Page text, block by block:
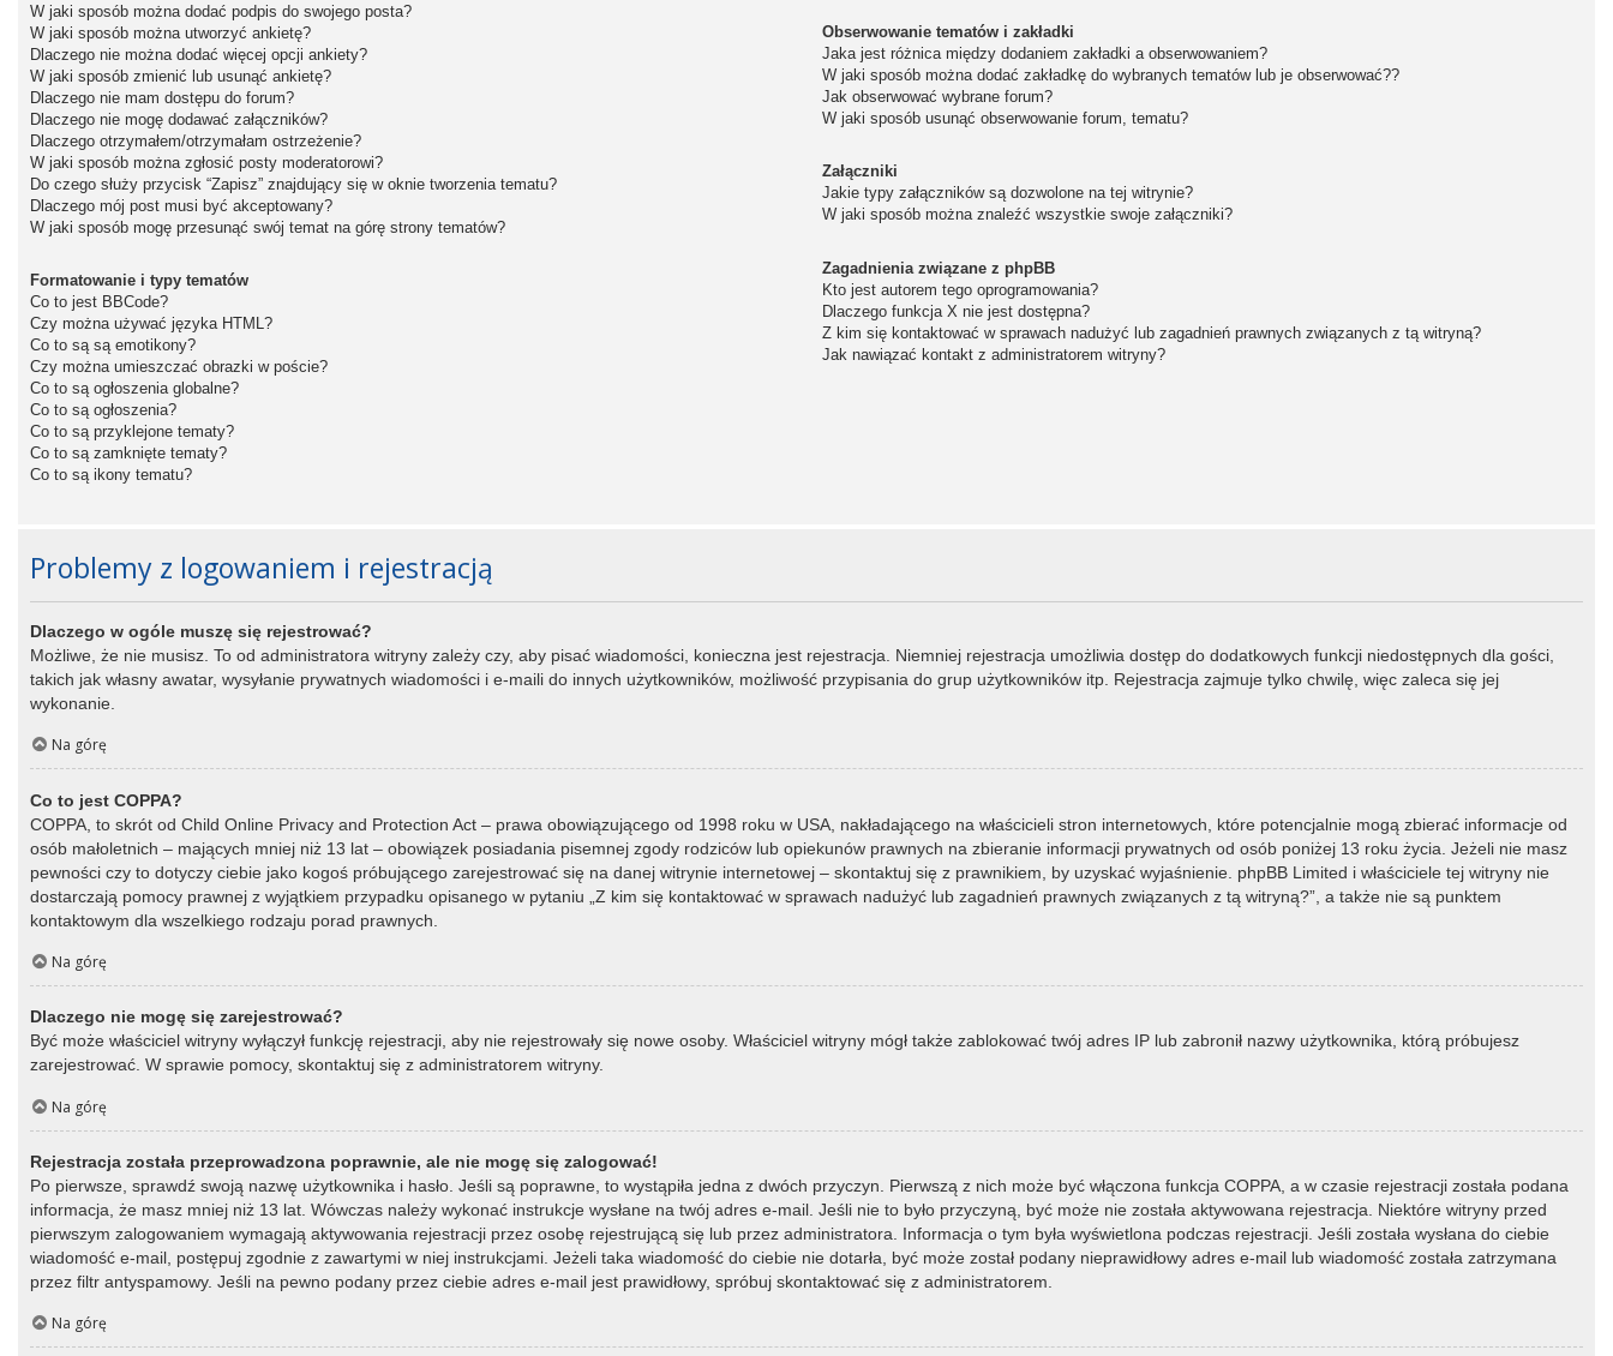
W jaki sposób można dodać podpis do swojego posta?
W jaki sposób można utworzyć ankietę?
Dlaczego nie można dodać więcej opcji ankiety?
W jaki sposób zmienić lub usunąć ankietę?
Dlaczego nie mam dostępu do forum?
Dlaczego nie mogę dodawać załączników?
Dlaczego otrzymałem/otrzymałam ostrzeżenie?
W jaki sposób można zgłosić posty moderatorowi?
Do czego służy przycisk “Zapisz” znajdujący się w oknie tworzenia tematu?
Dlaczego mój post musi być akceptowany?
W jaki sposób mogę przesunąć swój temat na górę strony tematów?
Formatowanie i typy tematów
Co to jest BBCode?
Czy można używać języka HTML?
Co to są są emotikony?
Czy można umieszczać obrazki w poście?
Co to są ogłoszenia globalne?
Co to są ogłoszenia?
Co to są przyklejone tematy?
Co to są zamknięte tematy?
Co to są ikony tematu?
Obserwowanie tematów i zakładki
Jaka jest różnica między dodaniem zakładki a obserwowaniem?
W jaki sposób można dodać zakładkę do wybranych tematów lub je obserwować??
Jak obserwować wybrane forum?
W jaki sposób usunąć obserwowanie forum, tematu?
Załączniki
Jakie typy załączników są dozwolone na tej witrynie?
W jaki sposób można znaleźć wszystkie swoje załączniki?
Zagadnienia związane z phpBB
Kto jest autorem tego oprogramowania?
Dlaczego funkcja X nie jest dostępna?
Z kim się kontaktować w sprawach nadużyć lub zagadnień prawnych związanych z tą witryną?
Jak nawiązać kontakt z administratorem witryny?
Problemy z logowaniem i rejestracją
Dlaczego w ogóle muszę się rejestrować?
Możliwe, że nie musisz. To od administratora witryny zależy czy, aby pisać wiadomości, konieczna jest rejestracja. Niemniej rejestracja umożliwia dostęp do dodatkowych funkcji niedostępnych dla gości,
takich jak własny awatar, wysyłanie prywatnych wiadomości i e-maili do innych użytkowników, możliwość przypisania do grup użytkowników itp. Rejestracja zajmuje tylko chwilę, więc zaleca się jej
wykonanie.
Na górę
Co to jest COPPA?
COPPA, to skrót od Child Online Privacy and Protection Act – prawa obowiązującego od 1998 roku w USA, nakładającego na właścicieli stron internetowych, które potencjalnie mogą zbierać informacje od
osób małoletnich – mających mniej niż 13 lat – obowiązek posiadania pisemnej zgody rodziców lub opiekunów prawnych na zbieranie informacji prywatnych od osób poniżej 13 roku życia. Jeżeli nie masz
pewności czy to dotyczy ciebie jako kogoś próbującego zarejestrować się na danej witrynie internetowej – skontaktuj się z prawnikiem, by uzyskać wyjaśnienie. phpBB Limited i właściciele tej witryny nie
dostarczają pomocy prawnej z wyjątkiem przypadku opisanego w pytaniu „Z kim się kontaktować w sprawach nadużyć lub zagadnień prawnych związanych z tą witryną?”, a także nie są punktem
kontaktowym dla wszelkiego rodzaju porad prawnych.
Na górę
Dlaczego nie mogę się zarejestrować?
Być może właściciel witryny wyłączył funkcję rejestracji, aby nie rejestrowały się nowe osoby. Właściciel witryny mógł także zablokować twój adres IP lub zabronił nazwy użytkownika, którą próbujesz
zarejestrować. W sprawie pomocy, skontaktuj się z administratorem witryny.
Na górę
Rejestracja została przeprowadzona poprawnie, ale nie mogę się zalogować!
Po pierwsze, sprawdź swoją nazwę użytkownika i hasło. Jeśli są poprawne, to wystąpiła jedna z dwóch przyczyn. Pierwszą z nich może być włączona funkcja COPPA, a w czasie rejestracji została podana
informacja, że masz mniej niż 13 lat. Wówczas należy wykonać instrukcje wysłane na twój adres e-mail. Jeśli nie to było przyczyną, być może nie została aktywowana rejestracja. Niektóre witryny przed
pierwszym zalogowaniem wymagają aktywowania rejestracji przez osobę rejestrującą się lub przez administratora. Informacja o tym była wyświetlona podczas rejestracji. Jeśli została wysłana do ciebie
wiadomość e-mail, postępuj zgodnie z zawartymi w niej instrukcjami. Jeżeli taka wiadomość do ciebie nie dotarła, być może został podany nieprawidłowy adres e-mail lub wiadomość została zatrzymana
przez filtr antyspamowy. Jeśli na pewno podany przez ciebie adres e-mail jest prawidłowy, spróbuj skontaktować się z administratorem.
Na górę